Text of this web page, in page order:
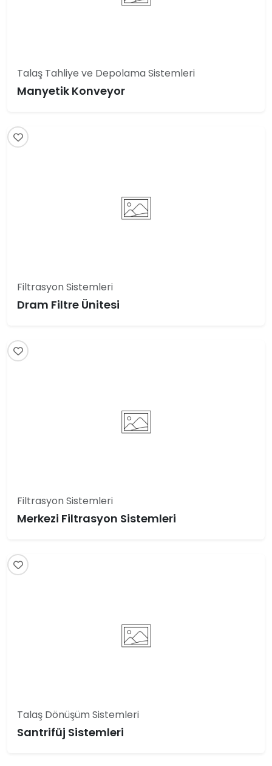
Talaş Tahliye ve Depolama Sistemleri
Manyetik Konveyor
Filtrasyon Sistemleri
Dram Filtre Ünitesi
Filtrasyon Sistemleri
Merkezi Filtrasyon Sistemleri
Talaş Dönüşüm Sistemleri
Santrifüj Sistemleri